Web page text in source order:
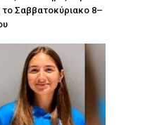
Σαββατοκύριακο 8–